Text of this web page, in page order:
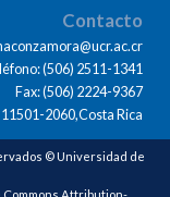
Contacto
(506) 2511-1341
Fax: (506) 2224-9367
2060,Costa Rica
© Universidad de